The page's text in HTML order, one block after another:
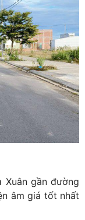
Xuân gần đường
âm giá tốt nhất